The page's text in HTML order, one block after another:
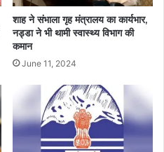
शाह ने संभाला गृह मंत्रालय का कार्यभार,
नड्डा ने भी थामी स्वास्थ्य विभाग की
कमान
June 11, 2024